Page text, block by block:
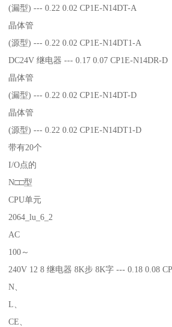
(漏型) --- 0.22 0.02 CP1E-N14DT-A
晶体管
(源型) --- 0.22 0.02 CP1E-N14DT1-A
DC24V 继电器 --- 0.17 0.07 CP1E-N14DR-D
晶体管
(漏型) --- 0.22 0.02 CP1E-N14DT-D
晶体管
(源型) --- 0.22 0.02 CP1E-N14DT1-D
带有20个
I/O点的
N□□型
CPU单元
2064_lu_6_2
AC
100～
240V 12 8 继电器 8K步 8K字 --- 0.18 0.08
N、
L、
CE、